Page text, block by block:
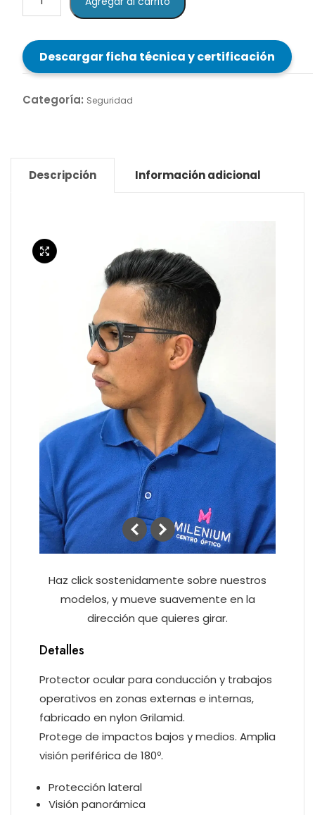
Bollé
MACRO
cantidad
Descargar ficha técnica y certificación
Categoría: Seguridad
Descripción Información adicional
Haz click sostenidamente sobre nuestros
modelos, y mueve suavemente en la
dirección que quieres girar.
Detalles
Protector ocular para conducción y trabajos
operativos en zonas externas e internas,
fabricado en nylon Grilamid.
Protege de impactos bajos y medios. Amplia
visión periférica de 180º.
Protección lateral
Visión panorámica